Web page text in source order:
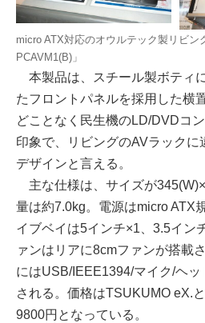
micro ATX対応のオウルテック製リビン
PCAVM1(B)」
本製品は、スチール製ボティ
たフロントパネルを採用した横
どことなく民生機のLD/DVDコ
印象で、リビングのAVラックに
デザインと言える。
主な仕様は、サイズが
量は約7.0kg。電源はmicro ATX
イブベイは5インチ×1、3.5イン
ァンはリアに8cmファンが搭載
にはUSB/IEEE1394/マイク/ヘ
される。価格はTSUKUMO eX.
9800円となっている。